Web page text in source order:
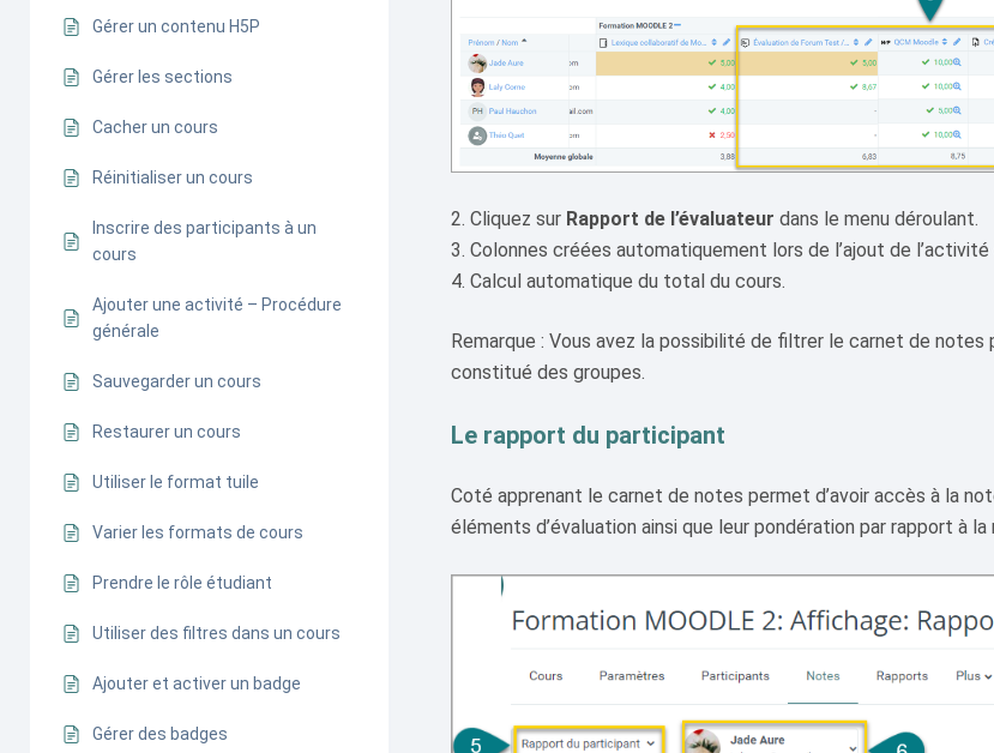
Gérer un contenu H5P
Gérer les sections
Cacher un cours
Réinitialiser un cours
Inscrire des participants à un
cours
Ajouter une activité – Procédure
générale
Sauvegarder un cours
Restaurer un cours
Utiliser le format tuile
Varier les formats de cours
Prendre le rôle étudiant
Utiliser des filtres dans un cours
Ajouter et activer un badge
Gérer des badges
Cliquez sur Rapport de l’évaluateur dans le menu déroulant.
Colonnes créées automatiquement lors de l’ajout de l’activité
Calcul automatique du total du cours.
Remarque : Vous avez la possibilité de filtrer le carnet de notes
constitué des groupes.
Le rapport du participant
Coté apprenant le carnet de notes permet d’avoir accès à la
éléments d’évaluation ainsi que leur pondération par rapport à